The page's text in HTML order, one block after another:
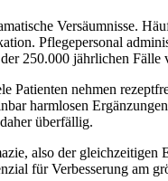
Versäumnisse.
Pflegepersonal
250.000 jährlichen Fälle
Patienten nehmen
harmlosen
überfällig.
also der
für Verbesserung am